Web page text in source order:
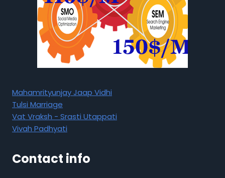
Mahamrityunjay Jaap Vidhi
Tulsi Marriage
Vat Vraksh - Srasti Utappati
Vivah Padhyati
Contact info